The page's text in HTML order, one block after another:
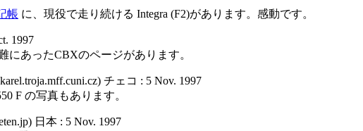
帳 に、現役で走り続ける Integra (F2)があります。感動です。
1997
にあったCBXのページがあります。
チェコ : 5 Nov. 1997
F の写真もあります。
日本 : 5 Nov. 1997